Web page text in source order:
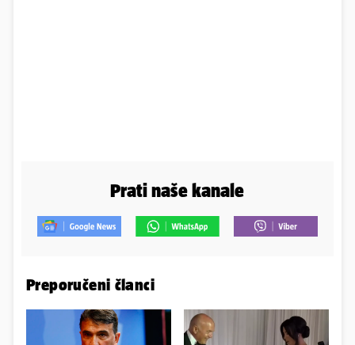
Prati naše kanale
Preporučeni članci